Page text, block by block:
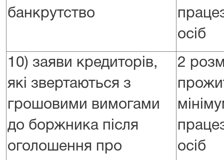
банкрутство
осіб
10) заяви кредиторів,
які звертаються з
грошовими вимогами
до боржника після
оголошення про
2
осіб